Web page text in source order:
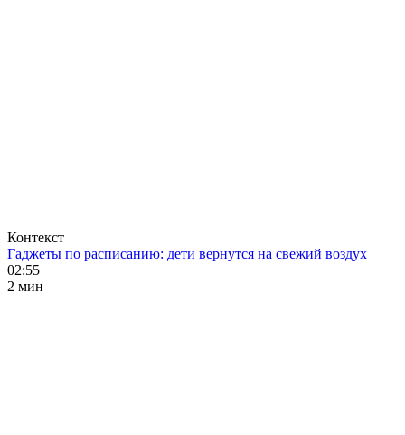
Контекст
Гаджеты по расписанию: дети вернутся на свежий воздух
02:55
2 мин